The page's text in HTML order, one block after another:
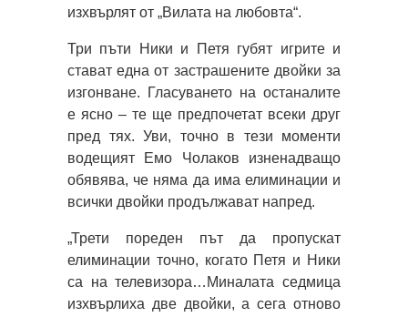
изхвърлят от „Вилата на любовта“.
Три пъти Ники и Петя губят игрите и
стават една от застрашените двойки за
изгонване. Гласуването на останалите
е ясно – те ще предпочетат всеки друг
пред тях. Уви, точно в тези моменти
водещият Емо Чолаков изненадващо
обявява, че няма да има елиминации и
всички двойки продължават напред.
„Трети пореден път да пропускат
елиминации точно, когато Петя и Ники
са на телевизора…Миналата седмица
изхвърлиха две двойки, а сега отново